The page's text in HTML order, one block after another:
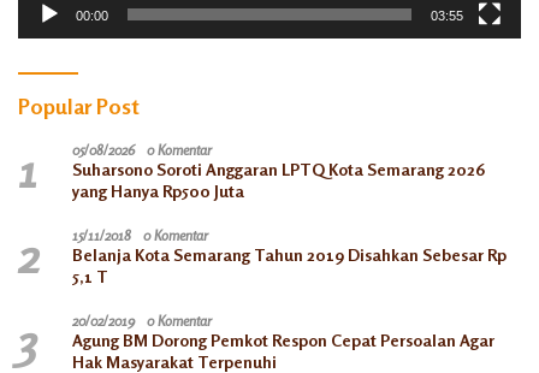
00:00 03:55
Popular Post
1 05/08/2026 0 Komentar
Suharsono Soroti Anggaran LPTQ Kota Semarang 2026
yang Hanya Rp500 Juta
2 15/11/2018 0 Komentar
Belanja Kota Semarang Tahun 2019 Disahkan Sebesar Rp
5,1 T
3 20/02/2019 0 Komentar
Agung BM Dorong Pemkot Respon Cepat Persoalan Agar
Hak Masyarakat Terpenuhi